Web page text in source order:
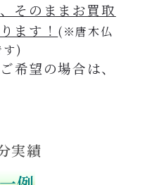
そのままお買取
ます！ (※唐木仏
す)
希望の場合は、
実績